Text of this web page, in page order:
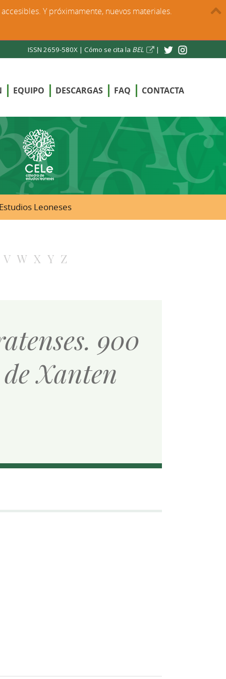
ISSN 2659-580X | Cómo se cita la BEL |
EQUIPO DESCARGAS FAQ CONTACTA
Leoneses
V W X Y Z
900
Xanten
Y próximamente, nuevos materiales.